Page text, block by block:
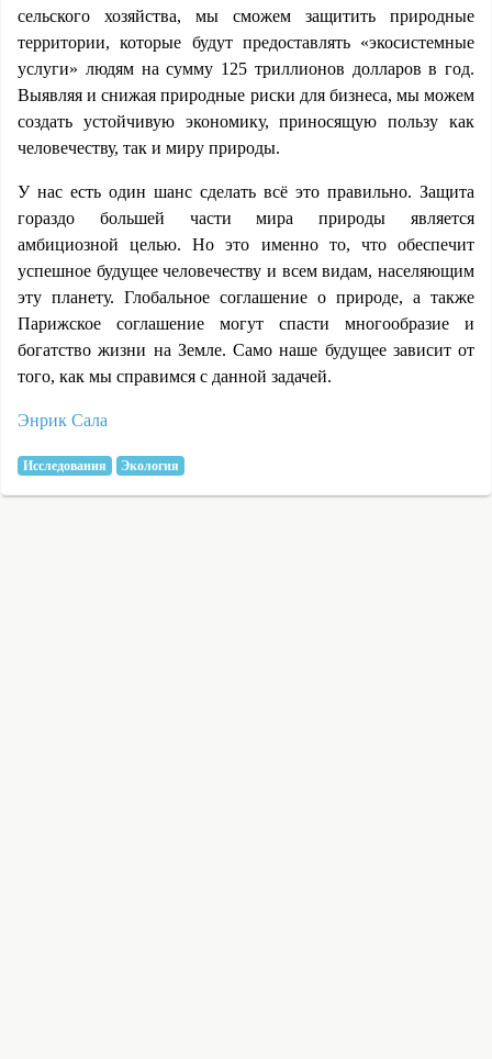
сельского хозяйства, мы сможем защитить природные
территории, которые будут предоставлять «экосистемные
услуги» людям на сумму 125 триллионов долларов в год.
Выявляя и снижая природные риски для бизнеса, мы можем
создать устойчивую экономику, приносящую пользу как
человечеству, так и миру природы.
У нас есть один шанс сделать всё это правильно. Защита
гораздо большей части мира природы является
амбициозной целью. Но это именно то, что обеспечит
успешное будущее человечеству и всем видам, населяющим
эту планету. Глобальное соглашение о природе, а также
Парижское соглашение могут спасти многообразие и
богатство жизни на Земле. Само наше будущее зависит от
того, как мы справимся с данной задачей.
Энрик Сала
Исследования Экология